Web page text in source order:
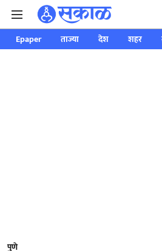
Epaper ताज्या देश शहर
पुणे